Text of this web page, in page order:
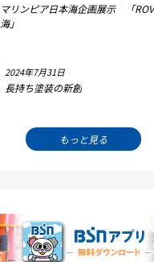
マリンピア日本海企画展示 「
海」
2024年7月31日
長持ち塗装の新創
もっと見る